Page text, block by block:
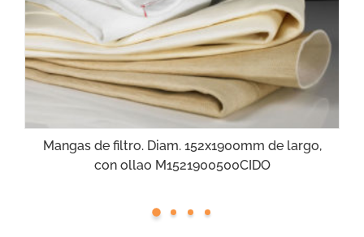
Mangas de filtro. Diam. 152x1900mm de largo,
con ollao M1521900500CIDO